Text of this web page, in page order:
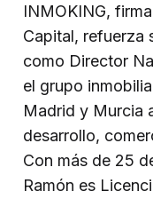
INMOKING,
Capital, refuerza
como Director
el grupo
Madrid y Murcia
desarrollo,
Con más de 25
Ramón es